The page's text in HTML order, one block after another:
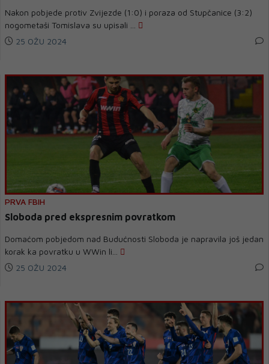
Nakon pobjede protiv Zvijezde (1:0) i poraza od Stupčanice (3:2)
nogometaši Tomislava su upisali ...
25 OŽU 2024
PRVA FBIH
Sloboda pred ekspresnim povratkom
Domaćom pobjedom nad Budućnosti Sloboda je napravila još jedan
korak ka povratku u WWin li...
25 OŽU 2024